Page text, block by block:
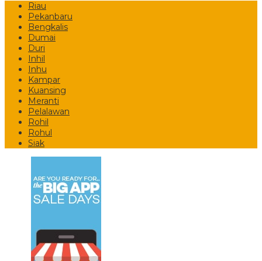
Riau
Pekanbaru
Bengkalis
Dumai
Duri
Inhil
Inhu
Kampar
Kuansing
Meranti
Pelalawan
Rohil
Rohul
Siak